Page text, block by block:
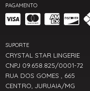
PAGAMENTO
SUPORTE
CRYSTAL STAR LINGERIE
CNPJ 09.658.825/0001-72
RUA DOS GOMES , 665
CENTRO, JURUAIA/MG